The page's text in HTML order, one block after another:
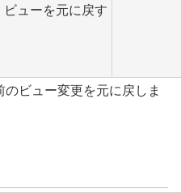
ビューを元に戻す
ビュー変更を元に戻しま